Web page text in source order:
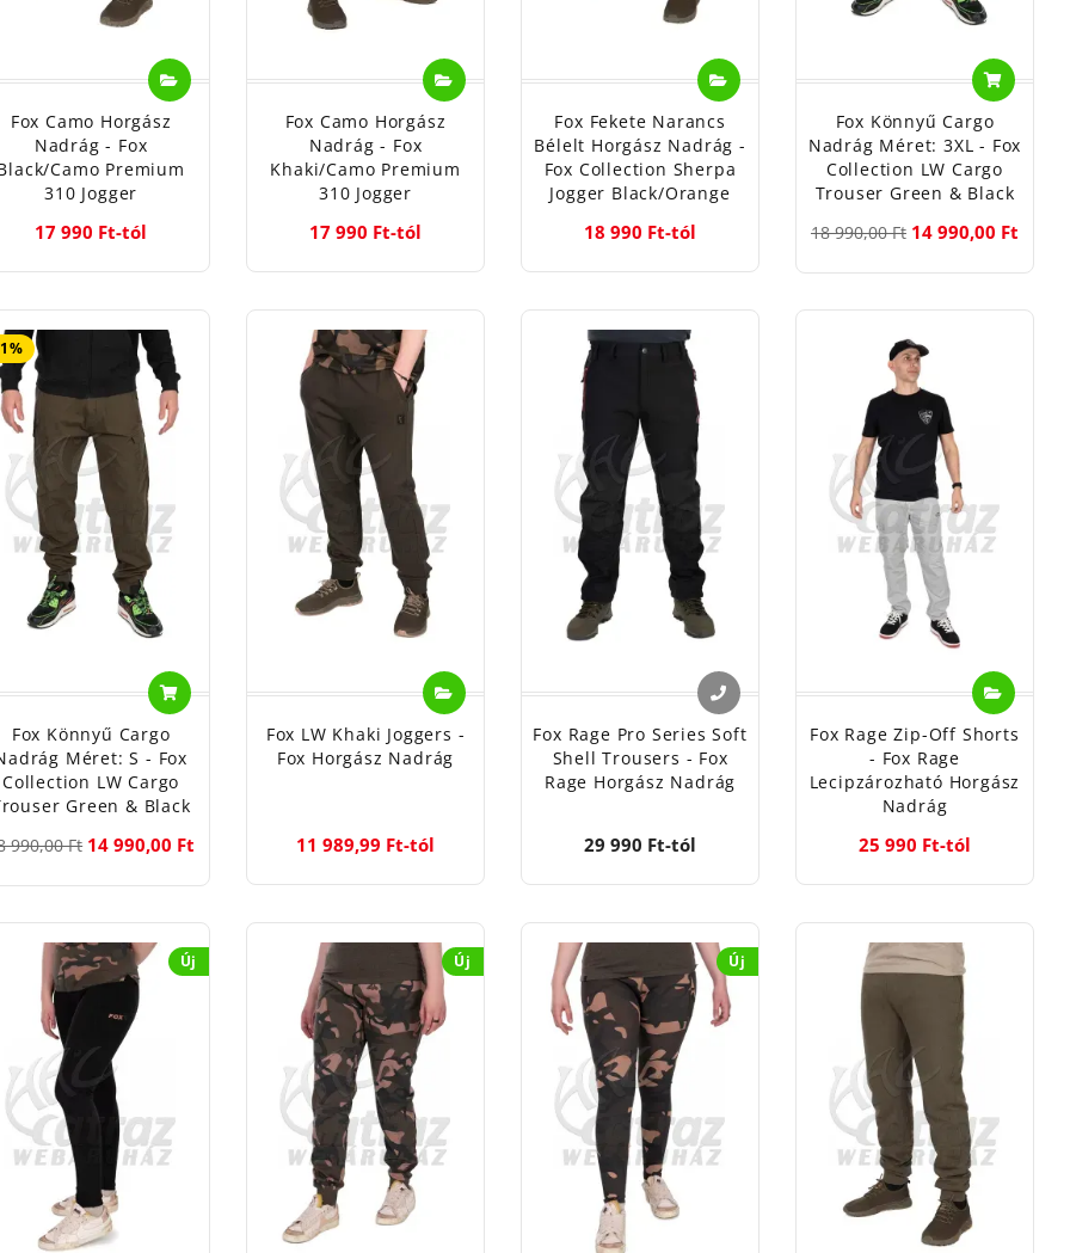
Fox Camo Horgász
Nadrág - Fox
Camo Premium
310 Jogger
17 990 Ft-tól
Fox Camo Horgász
Nadrág - Fox
Khaki/Camo Premium
310 Jogger
17 990 Ft-tól
Fox Fekete Narancs
Bélelt Horgász Nadrág -
Fox Collection Sherpa
Jogger Black/Orange
18 990 Ft-tól
Fox Könnyű Cargo
Nadrág Méret: 3XL - Fox
Collection LW Cargo
Trouser Green & Black
18 990,00 Ft 14 990,00 Ft
Fox Könnyű Cargo
Méret: S - Fox
Collection LW Cargo
Green & Black
990,00 Ft 14 990,00 Ft
Fox LW Khaki Joggers -
Fox Horgász Nadrág
11 989,99 Ft-tól
Fox Rage Pro Series Soft
Shell Trousers - Fox
Rage Horgász Nadrág
29 990 Ft-tól
Fox Rage Zip-Off Shorts
- Fox Rage
Lecipzározható Horgász
Nadrág
25 990 Ft-tól
Új Új Új